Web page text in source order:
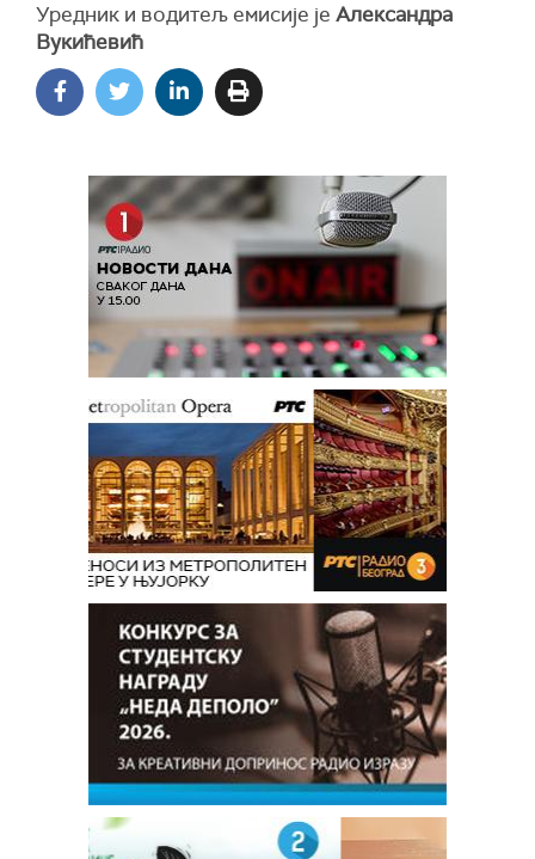
Уредник и водитељ емисије је Александра
Вукићевић